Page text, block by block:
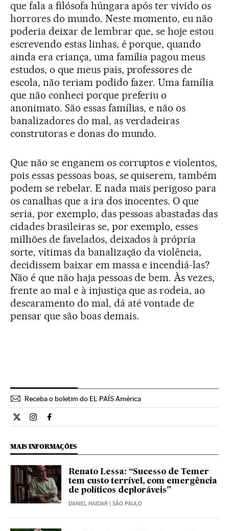
que fala a filósofa húngara após ter vivido os
horrores do mundo. Neste momento, eu não
poderia deixar de lembrar que, se hoje estou
escrevendo estas linhas, é porque, quando
ainda era criança, uma família pagou meus
estudos, o que meus pais, professores de
escola, não teriam podido fazer. Uma família
que não conheci porque preferiu o
anonimato. São essas famílias, e não os
banalizadores do mal, as verdadeiras
construtoras e donas do mundo.
Que não se enganem os corruptos e violentos,
pois essas pessoas boas, se quiserem, também
podem se rebelar. E nada mais perigoso para
os canalhas que a ira dos inocentes. O que
seria, por exemplo, das pessoas abastadas das
cidades brasileiras se, por exemplo, esses
milhões de favelados, deixados à própria
sorte, vítimas da banalização da violência,
decidissem baixar em massa e incendiá-las?
Não é que não haja pessoas de bem. Às vezes,
frente ao mal e à injustiça que as rodeia, ao
descaramento do mal, dá até vontade de
pensar que são boas demais.
Receba o boletim do EL PAÍS América
Opiniao El País Brasil en Twitter
Opiniao El País Brasil en Instagram
Opiniao El País Brasil en Facebook
MAIS INFORMAÇÕES
Renato Lessa: “Sucesso de Temer
tem custo terrível, com emergência
de políticos deploráveis”
DANIEL HAIDAR | SÃO PAULO